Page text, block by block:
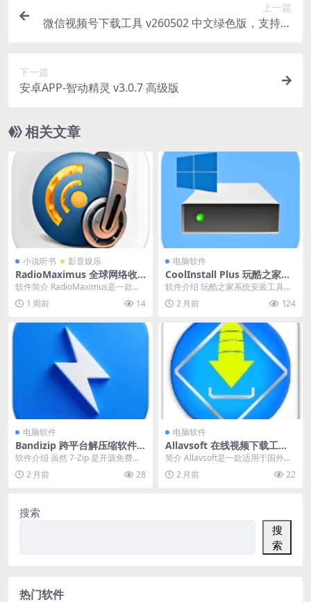
上一篇
微信视频号下载工具 v260502 中文绿色版，支持直
下一篇
安卓APP-智动精灵 v3.0.7 高级版
相关文章
小说听书 影音娱乐
RadioMaximus 全球网络收
音机 v2.33.14 多语便携版
软件简介 RadioMaximus是一款功
能强大的全球网络收音机软件，让
用户可以...
1 周前 14
电脑软件
CoolInstall Plus 玩酷之家系
统安装工具 v8.0.2.0501 中文
绿色版
软件介绍 玩酷之家系统安装工具
（CoolInstall）是由玩酷之家开发
的一款W...
2 月前 124
电脑软件
Bandizip 跨平台解压缩软件 v
8.0 Build 81700 Beta17
软件介绍 虽然 7-Zip 是开源免费压
缩工具中的佼佼者，但用得不是很
顺手，今天...
2 月前 28
电脑软件
Allavsoft 在线视频下载工具
v3.29.1.9632 中文免费版
简介 Allavsoft是一款适用于国外视
频资源的下载工具，该软件支持全
球100...
2 月前 22
搜索
搜
索
热门软件